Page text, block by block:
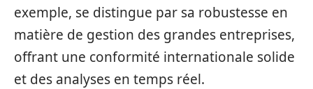
exemple, se distingue par sa robustesse en
matière de gestion des grandes entreprises,
offrant une conformité internationale solide
et des analyses en temps réel.